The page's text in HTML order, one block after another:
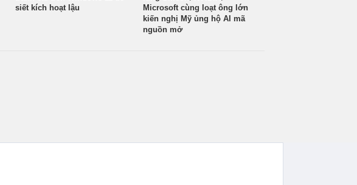
siết kích hoạt lậu
Microsoft cùng loạt ông lớn
kiến nghị Mỹ ủng hộ AI mã
nguồn mở